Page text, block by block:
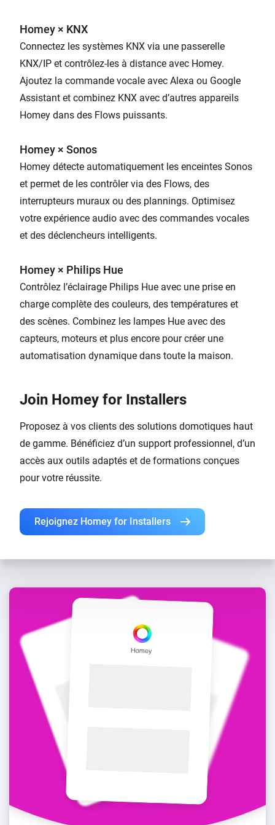
Homey × KNX
Connectez les systèmes KNX via une passerelle
KNX/IP et contrôlez-les à distance avec Homey.
Ajoutez la commande vocale avec Alexa ou Google
Assistant et combinez KNX avec d’autres appareils
Homey dans des Flows puissants.
Homey × Sonos
Homey détecte automatiquement les enceintes Sonos
et permet de les contrôler via des Flows, des
interrupteurs muraux ou des plannings. Optimisez
votre expérience audio avec des commandes vocales
et des déclencheurs intelligents.
Homey × Philips Hue
Contrôlez l’éclairage Philips Hue avec une prise en
charge complète des couleurs, des températures et
des scènes. Combinez les lampes Hue avec des
capteurs, moteurs et plus encore pour créer une
automatisation dynamique dans toute la maison.
Join Homey for Installers
Proposez à vos clients des solutions domotiques haut
de gamme. Bénéficiez d’un support professionnel, d’un
accès aux outils adaptés et de formations conçues
pour votre réussite.
Rejoignez Homey for Installers